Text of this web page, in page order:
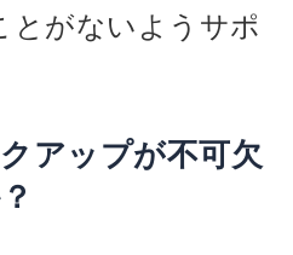
とがないようサポ
アップが不可欠